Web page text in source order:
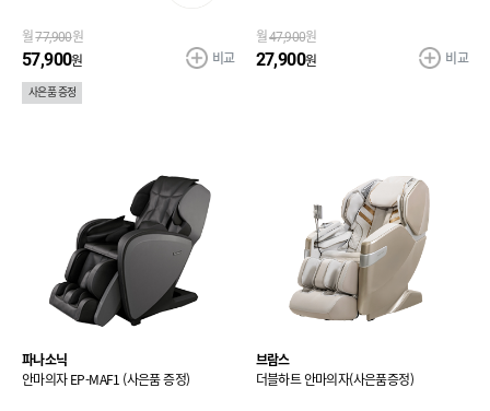
월 77,900원
57,900원
사은품 증정
비교
월 47,900원
27,900원 비교
파나소닉
안마의자 EP-MAF1 (사은품 증정)
브람스
더블하트 안마의자(사은품증정)